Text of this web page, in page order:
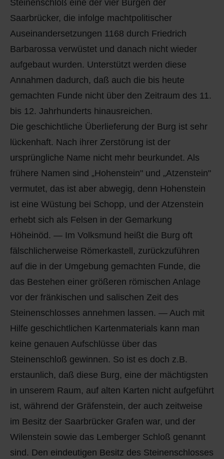
Steinenschloß eine der vier Burgen der
Saarbrücker, die infolge machtpolitischer
Auseinandersetzungen 1168 durch Friedrich
Barbarossa verwüstet und danach nicht wieder
aufgebaut wurden. Unterstützt werden diese
Annahmen dadurch, daß auch die bis heute
gemachten Funde nicht über den Zeitraum des 11.
bis 12. Jahrhunderts hinausreichen.
Die geschichtliche Überlieferung der Burg ist sehr
lückenhaft. Nach ihrer Zerstörung ist der
ursprüngliche Name nicht mehr beurkundet. Als
frühere Namen sind „Hohenstein" und „Atzenstein"
vermutet, das ist aber abwegig, denn Hohenstein
ist eine Wüstung bei Schopp, und der Atzenstein
erhebt sich als Felsen in der Gemarkung
Höheinöd. — Im Volksmund heißt die Burg oft
fälschlicherweise Römerkastell, zurückzuführen
auf die in der Umgebung gemachten Funde, die
das Bestehen einer größeren römischen Anlage
vor der fränkischen und salischen Zeit des
Steinenschlosses annehmen lassen. — Auch mit
Hilfe geschichtlichen Kartenmaterials kann man
keine genauen Aufschlüsse über das
Steinenschloß gewinnen. So ist es doch z.B.
erstaunlich, daß diese Burg, eine der mächtigsten
in unserem Raum, auf alten Karten nicht aufgeführt
ist, während der Gräfenstein, der auch zeitweise
im Besitz der Saarbrücker Grafen war, und der
Wilenstein sowie das Lemberger Schloß genannt
sind. Den eindeutigen Besitz des Steinenschlosses